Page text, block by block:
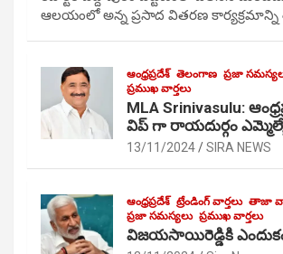
ఆలయంలో అన్న ప్రసాద వితరణ కార్యక్రమాన్ని
ఆంధ్రప్రదేశ్ తెలంగాణ ప్రజా
ప్రముఖ వార్తలు
MLA Srinivasulu:
విప్ గా రాయదుర్గం
13/11/2024 SIRA NEWS
ఆంధ్రప్రదేశ్ ట్రేండింగ్ వార్తలు తాజా
ప్రజా సమస్యలు ప్రముఖ వార్తలు
విజయసాయిరెడ్డికి